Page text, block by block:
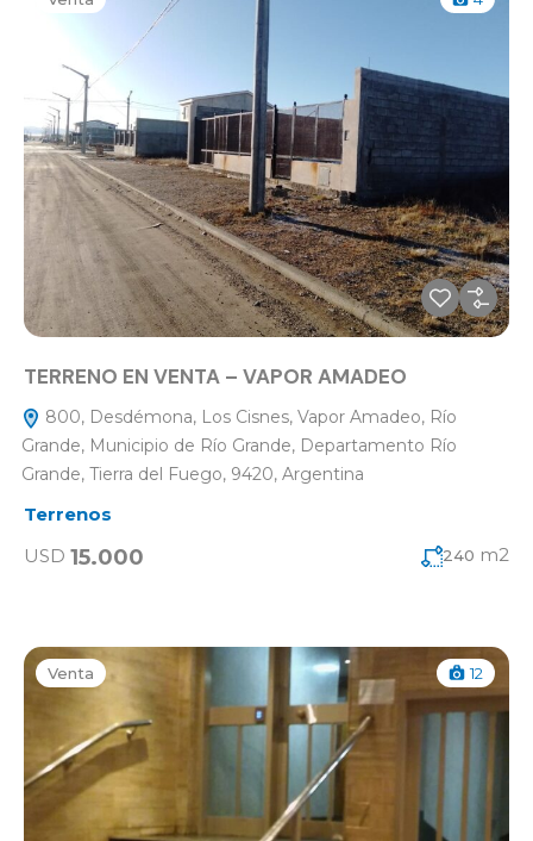
TERRENO EN VENTA – VAPOR AMADEO
800, Desdémona, Los Cisnes, Vapor Amadeo, Río
Grande, Municipio de Río Grande, Departamento Río
Grande, Tierra del Fuego, 9420, Argentina
Terrenos
USD 15.000 240 m2
Venta 12